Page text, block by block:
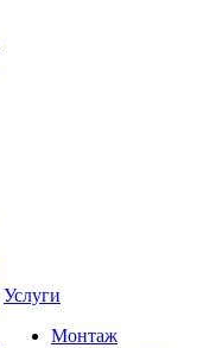
Услуги
Монтаж